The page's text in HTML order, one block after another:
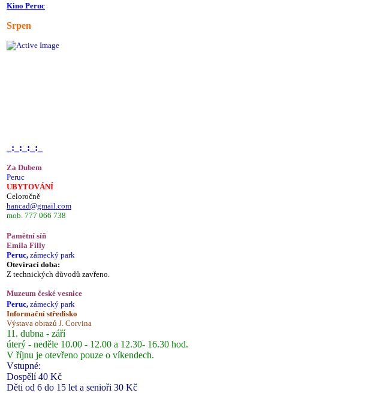
Kino Peruc
Srpen
_:_:_:_:_
Za Dubem
Peruc
UBYTOVÁNÍ
Celoročně
hancad@gmail.com
mob. 777 066 738
Pamětní síň
Emila Filly
Peruc, zámecký park
Otevírací doba:
Z technických důvodů zavřeno.
Muzeum české vesnice
Peruc, zámecký park
Informační středisko
Výstava obrazů J. Corvina
11. dubna - září
úterý - neděle 10.00 - 12.00 a 12.30- 16.30 hod.
V říjnu je otevřeno pouze o víkendech.
Vstupné:
Dospělí 40 Kč
Děti od 6 do 15 let a senioři 30 Kč